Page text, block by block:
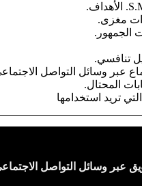
مغزى.
الجمهور.
تنافسي.
عبر وسائل التواصل
المحتال.
تريد استخدامها
عبر وسائل التواصل